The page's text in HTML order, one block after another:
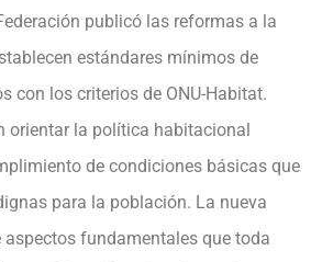
publicó las reformas a la
estándares mínimos de
con los criterios de ONU-Habitat.
orientar la política habitacional
de condiciones básicas que
para la población. La nueva
fundamentales que toda